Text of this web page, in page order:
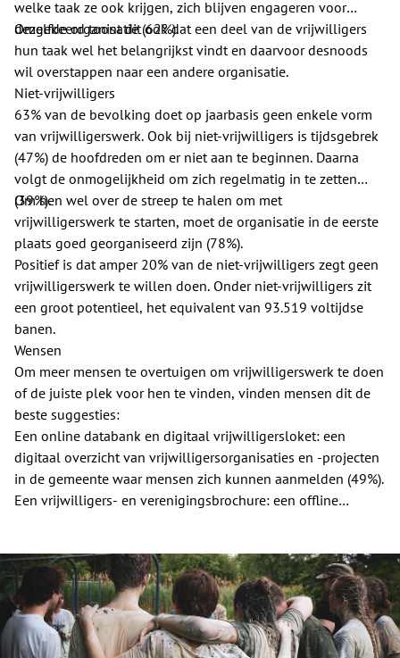
welke taak ze ook krijgen, zich blijven engageren voor
dezelfde organisatie (62%).
Omgekeerd toont dit ook dat een deel van de vrijwilligers
hun taak wel het belangrijkst vindt en daarvoor desnoods
wil overstappen naar een andere organisatie.
Niet-vrijwilligers
63% van de bevolking doet op jaarbasis geen enkele vorm
van vrijwilligerswerk. Ook bij niet-vrijwilligers is tijdsgebrek
(47%) de hoofdreden om er niet aan te beginnen. Daarna
volgt de onmogelijkheid om zich regelmatig in te zetten
(39%).
Om hen wel over de streep te halen om met
vrijwilligerswerk te starten, moet de organisatie in de eerste
plaats goed georganiseerd zijn (78%).
Positief is dat amper 20% van de niet-vrijwilligers zegt geen
vrijwilligerswerk te willen doen. Onder niet-vrijwilligers zit
een groot potentieel, het equivalent van 93.519 voltijdse
banen.
Wensen
Om meer mensen te overtuigen om vrijwilligerswerk te doen
of de juiste plek voor hen te vinden, vinden mensen dit de
beste suggesties:
Een online databank en digitaal vrijwilligersloket: een
digitaal overzicht van vrijwilligersorganisaties en -projecten
in de gemeente waar mensen zich kunnen aanmelden (49%).
Een vrijwilligers- en verenigingsbrochure: een offline